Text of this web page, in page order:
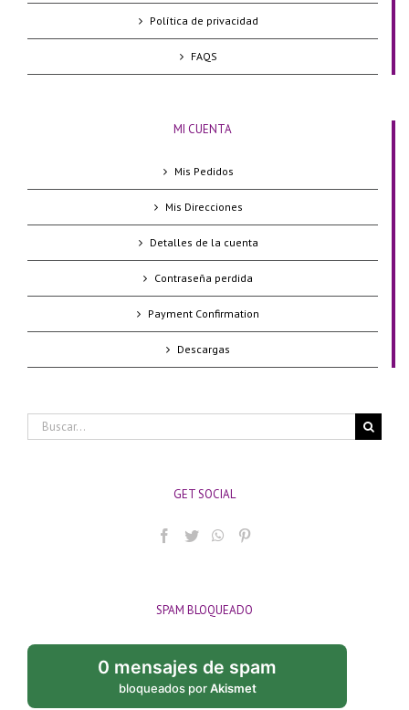
Política de privacidad
FAQS
MI CUENTA
Mis Pedidos
Mis Direcciones
Detalles de la cuenta
Contraseña perdida
Payment Confirmation
Descargas
Buscar:
GET SOCIAL
SPAM BLOQUEADO
0 mensajes de spam
bloqueados porAkismet